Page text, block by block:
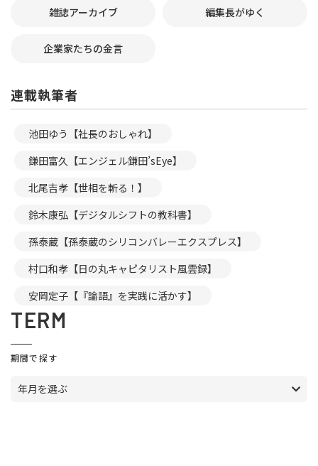
雑誌アーカイブ 編集長がゆく
企業家たちの金言
連載執筆者
池田ゆう【社長のおしゃれ】
鎌田富久【エンジェル鎌田’sEye】
北尾吉孝【世相を斬る！】
鈴木康弘【デジタルシフトの教科書】
孫泰蔵【孫泰蔵のシリコンバレーエクスプレス】
村口和孝【日の丸キャピタリスト風雲録】
安岡定子【『論語』を実践に活かす】
TERM
期間で探す
年月を選ぶ